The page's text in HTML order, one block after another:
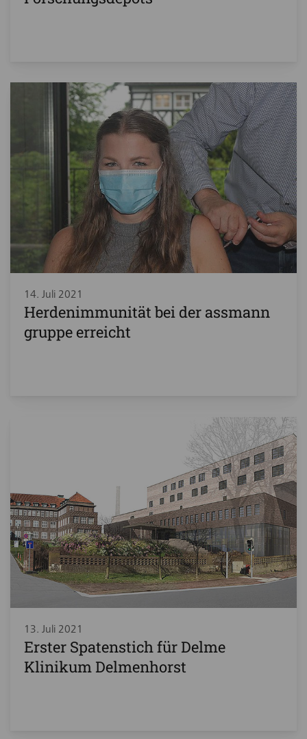
14. Juli 2021
Herdenimmunität bei der assmann
gruppe erreicht
13. Juli 2021
Erster Spatenstich für Delme
Klinikum Delmenhorst